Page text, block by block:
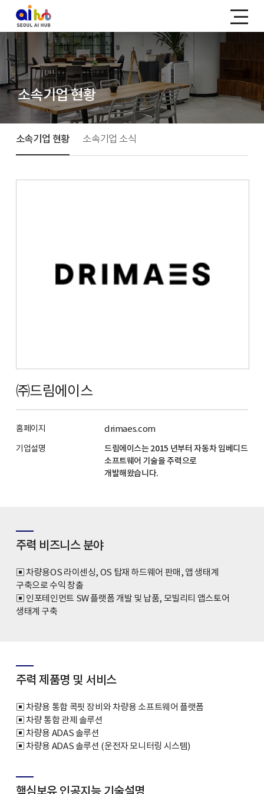
소속기업 현황
소속기업 현황 소속기업 소식
㈜드림에이스
홈페이지 drimaes.com
기업설명
드림에이스는 2015 년부터 자동차 임베디드
소프트웨어 기술을 주력으로
개발해왔습니다.
주력 비즈니스 분야
▣ 차량용OS 라이센싱, OS 탑재 하드웨어 판매, 앱 생태계
구축으로 수익 창출
▣ 인포테인먼트 SW 플랫폼 개발 및 납품, 모빌리티 앱스토어
생태계 구축
주력 제품명 및 서비스
▣ 차량용 통합 콕핏 장비와 차량용 소프트웨어 플랫폼
▣ 차량 통합 관제 솔루션
▣ 차량용 ADAS 솔루션
▣ 차량용 ADAS 솔루션 (운전자 모니터링 시스템)